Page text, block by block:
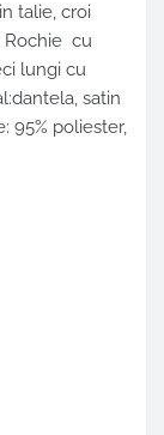
talie, croi
Rochie cu
lungi cu
satin
95% poliester,